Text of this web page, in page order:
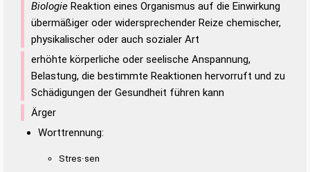
Biologie Reaktion eines Organismus auf die Einwirkung
übermäßiger oder widersprechender Reize chemischer,
physikalischer oder auch sozialer Art
erhöhte körperliche oder seelische Anspannung,
Belastung, die bestimmte Reaktionen hervorruft und zu
Schädigungen der Gesundheit führen kann
Ärger
Worttrennung:
Stres·sen